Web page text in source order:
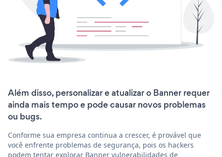
Além disso, personalizar e atualizar o Banner requer
ainda mais tempo e pode causar novos problemas
ou bugs.
Conforme sua empresa continua a crescer, é provável que
você enfrente problemas de segurança, pois os hackers
podem tentar explorar Banner vulnerabilidades de